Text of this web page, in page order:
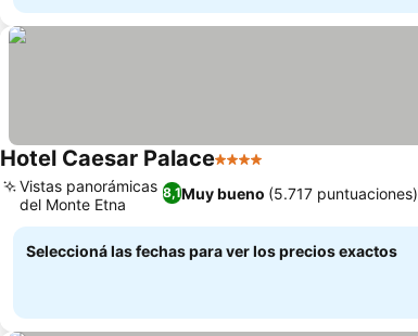
Hotel Caesar Palace4 Estrellas
8,1Muy bueno (5.717 puntuaciones)
Vistas panorámicas
del Monte Etna
Seleccioná las fechas para ver los precios exactos